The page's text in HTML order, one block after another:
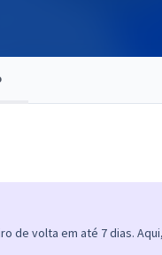
de volta em até 7 dias.